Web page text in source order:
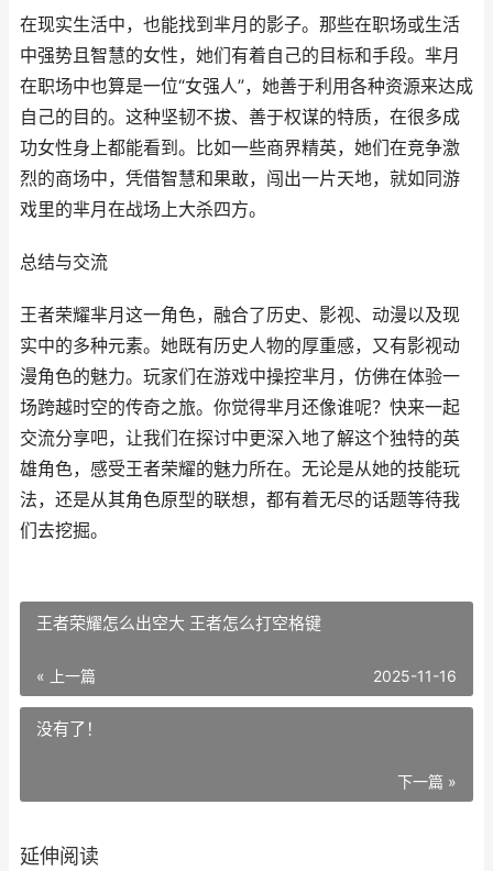
在现实生活中，也能找到芈月的影子。那些在职场或生活
中强势且智慧的女性，她们有着自己的目标和手段。芈月
在职场中也算是一位“女强人”，她善于利用各种资源来达成
自己的目的。这种坚韧不拔、善于权谋的特质，在很多成
功女性身上都能看到。比如一些商界精英，她们在竞争激
烈的商场中，凭借智慧和果敢，闯出一片天地，就如同游
戏里的芈月在战场上大杀四方。
总结与交流
王者荣耀芈月这一角色，融合了历史、影视、动漫以及现
实中的多种元素。她既有历史人物的厚重感，又有影视动
漫角色的魅力。玩家们在游戏中操控芈月，仿佛在体验一
场跨越时空的传奇之旅。你觉得芈月还像谁呢？快来一起
交流分享吧，让我们在探讨中更深入地了解这个独特的英
雄角色，感受王者荣耀的魅力所在。无论是从她的技能玩
法，还是从其角色原型的联想，都有着无尽的话题等待我
们去挖掘。
王者荣耀怎么出空大 王者怎么打空格键
« 上一篇 2025-11-16
没有了！
下一篇 »
延伸阅读